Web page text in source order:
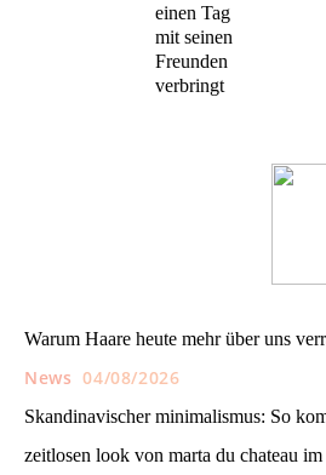
einen Tag
mit seinen
Freunden
verbringt
Warum Haare heute mehr über uns
News 04/08/2026
Skandinavischer minimalismus: So
zeitlosen look von marta du chateau